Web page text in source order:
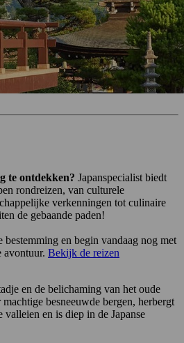
te ontdekken? Japanspecialist biedt
rondreizen, van culturele
verkenningen tot culinaire
de gebaande paden!
bestemming en begin vandaag nog met
avontuur. Bekijk de reizen
en de belichaming van het oude
besneeuwde bergen, herbergt
en is diep in de Japanse